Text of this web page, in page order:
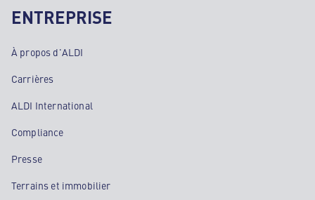
ENTREPRISE
À propos d'ALDI
Carrières
ALDI International
Compliance
Presse
Terrains et immobilier